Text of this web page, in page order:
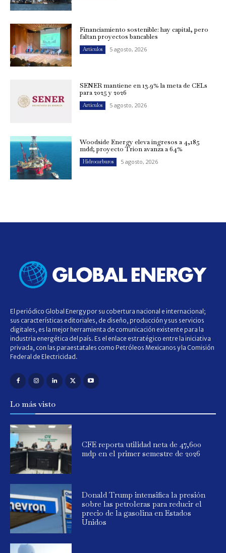
Financiamiento sostenible: hay capital, pero
faltan proyectos bancables
Artículos 5 agosto, 2026
SENER mantiene en 13.9% la meta de CELs
para 2025 y 2026
Artículos 5 agosto, 2026
Woodside Energy eleva ingresos a 4,185
mdd; proyecto Trion avanza a 64%
Hidrocarburos 5 agosto, 2026
El periódico Global Energy por su cobertura nacional e internacional;
sus características editoriales, de diseño, producción y sus servicios
digitales, es la mejor herramienta de comunicación existente para la
industria energética del país. Es el enlace estratégico entre la iniciativa
privada, con las paraestatales como Petróleos Mexicanos y la Comisión
Federal de Electricidad.
Lo más visto
CFE reporta utilidad neta de 47,600
mdp en el primer semestre de 2026
Donald Trump intensifica la presión
sobre las petroleras para reducir el
precio de la gasolina en Estados
Unidos